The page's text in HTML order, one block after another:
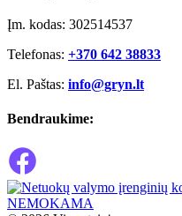
Įm. kodas: 302514537
Telefonas: +370 642 38833
El. Paštas: info@gryn.lt
Bendraukime:
NEMOKAMA